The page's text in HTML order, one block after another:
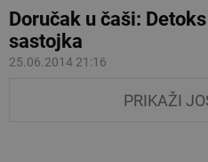
Doručak u čaši:
sastojka
25.06.2014 21:16
PRIKAŽI